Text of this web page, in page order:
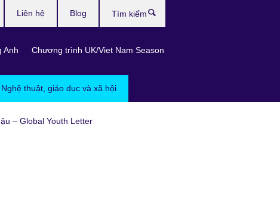
Nghệ thuật, giáo dục và xã hội
Anh Chương trình UK/Viet Nam Season
Liên hệ Blog
kiếm
– Global Youth Letter